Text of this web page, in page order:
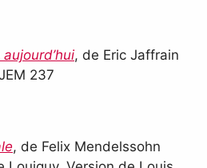
, de Eric Jaffrain
237
, de Felix Mendelssohn